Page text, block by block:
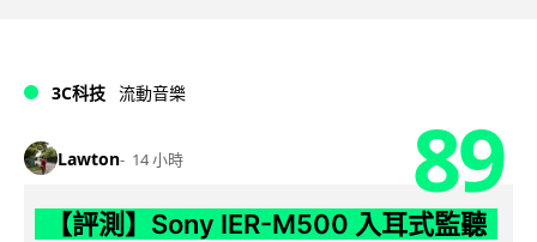
3C科技 流動音樂
Lawton 14 小時 89
【評測】Sony IER-M500 入耳式監聽